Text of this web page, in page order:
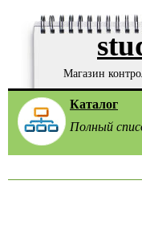
Магазин
Каталог
Полный